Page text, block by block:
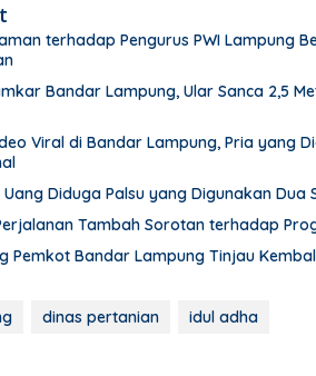
terhadap Pengurus PWI Lampung
Bandar Lampung, Ular Sanca 2,5
Viral di Bandar Lampung, Pria yang
Uang Diduga Palsu yang Digunakan
Tambah Sorotan terhadap
Pemkot Bandar Lampung Tinjau
dinas pertanian idul adha